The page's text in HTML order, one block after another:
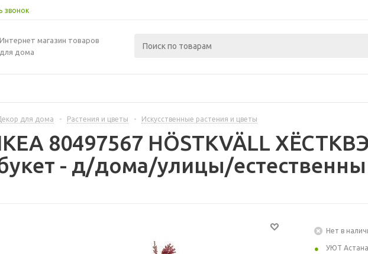
звонок
Интернет магазин товаров
для дома
для дома - Растения и цветы - Искусственные растения и цветы
80497567 HÖSTKVÄLL
- д/дома/улицы/
Нет в
УЮТ Астана